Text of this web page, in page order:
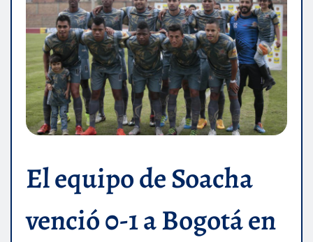
El equipo de Soacha
venció 0-1 a Bogotá en